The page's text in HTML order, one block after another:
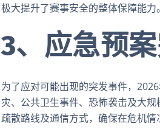
极大提升了赛事安全的整体保障能力。
3、应急预
为了应对可能出现的突发事件，
灾、公共卫生事件、恐怖袭击及大
疏散路线及通信方式，确保在危机情